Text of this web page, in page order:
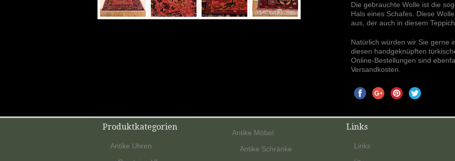
Die gebrauchte Wolle ist die
Hals eines Schafes. Diese
aus, der auch in diesem
Natürlich würden wir Sie gerne
diesen handgeknüpften
Online-Bestellungen sind
Versandkosten.
Produktkategorien
Antike Uhren
Antike Möbel
Antike Schränke
Links
Links